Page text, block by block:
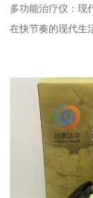
多功能治疗仪：现
在快节奏的现代生